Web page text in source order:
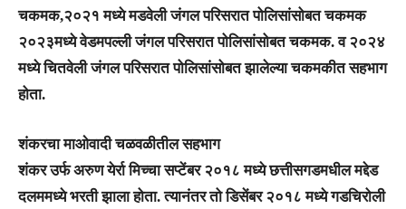
चकमक,२०२१ मध्ये मडवेली जंगल परिसरात पोलिसांसोबत चकमक
२०२३मध्ये वेडमपल्ली जंगल परिसरात पोलिसांसोबत चकमक. व २०२४
मध्ये चितवेली जंगल परिसरात पोलिसांसोबत झालेल्या चकमकीत सहभाग
होता.
शंकरचा माओवादी चळवळीतील सहभाग
शंकर उर्फ अरुण येर्रा मिच्चा सप्टेंबर २०१८ मध्ये छत्तीसगडमधील मद्देड
दलममध्ये भरती झाला होता. त्यानंतर तो डिसेंबर २०१८ मध्ये गडचिरोली